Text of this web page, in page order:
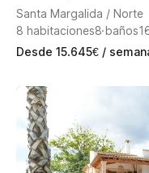
Santa Margalida / Norte
8 habitaciones8baños
Desde 15.645€ /